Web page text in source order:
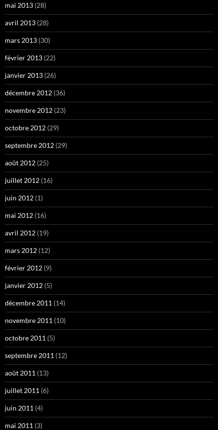
mai 2013 (28)
avril 2013 (28)
mars 2013 (30)
février 2013 (22)
janvier 2013 (26)
décembre 2012 (36)
novembre 2012 (23)
octobre 2012 (29)
septembre 2012 (29)
août 2012 (25)
juillet 2012 (16)
juin 2012 (1)
mai 2012 (16)
avril 2012 (19)
mars 2012 (12)
février 2012 (9)
janvier 2012 (5)
décembre 2011 (14)
novembre 2011 (10)
octobre 2011 (5)
septembre 2011 (12)
août 2011 (13)
juillet 2011 (6)
juin 2011 (4)
mai 2011 (3)